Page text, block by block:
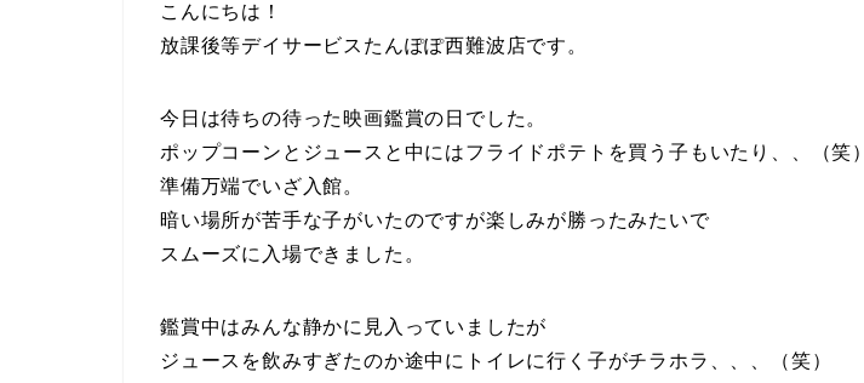
こんにちは！
放課後等デイサービスたんぽぽ西難波店です。
今日は待ちの待った映画鑑賞の日でした。
ポップコーンとジュースと中にはフライドポテトを買う子もいたり、、（笑）
準備万端でいざ入館。
暗い場所が苦手な子がいたのですが楽しみが勝ったみたいで
スムーズに入場できました。
鑑賞中はみんな静かに見入っていましたが
ジュースを飲みすぎたのか途中にトイレに行く子がチラホラ、、、（笑）